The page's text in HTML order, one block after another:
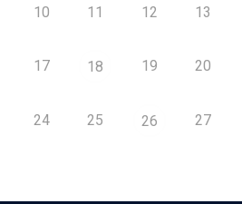
10 11 12 13
17 18 19 20
24 25 26 27